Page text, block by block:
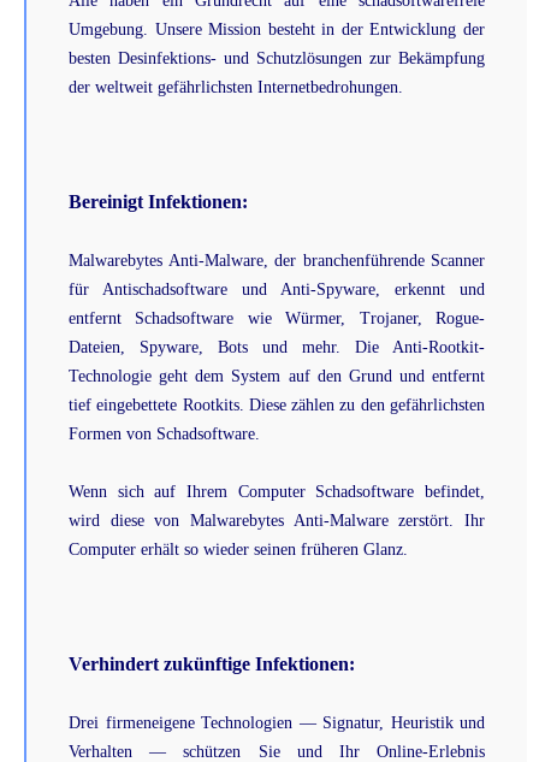
Umgebung. Unsere Mission besteht in der Entwicklung der
besten Desinfektions- und Schutzlösungen zur Bekämpfung
der weltweit gefährlichsten Internetbedrohungen.
Bereinigt Infektionen:
Malwarebytes Anti-Malware, der branchenführende Scanner
für Antischadsoftware und Anti-Spyware, erkennt und
entfernt Schadsoftware wie Würmer, Trojaner, Rogue-
Dateien, Spyware, Bots und mehr. Die Anti-Rootkit-
Technologie geht dem System auf den Grund und entfernt
tief eingebettete Rootkits. Diese zählen zu den gefährlichsten
Formen von Schadsoftware.
Wenn sich auf Ihrem Computer Schadsoftware befindet,
wird diese von Malwarebytes Anti-Malware zerstört. Ihr
Computer erhält so wieder seinen früheren Glanz.
Verhindert zukünftige Infektionen:
Drei firmeneigene Technologien — Signatur, Heuristik und
Verhalten — schützen Sie und Ihr Online-Erlebnis